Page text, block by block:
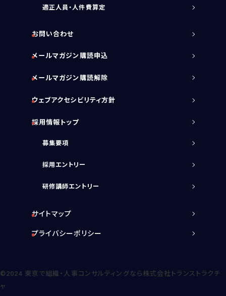
サイトマップ
プライバシーポリシー
適正人員・人件費算定
お問い合わせ
メールマガジン購読申込
メールマガジン購読解除
ウェブアクセシビリティ方針
採用情報トップ
募集要項
採用エントリー
研修講師エントリー
©2024 東京で組織・人事コンサルティングなら株式会社トランストラクチ
ャ